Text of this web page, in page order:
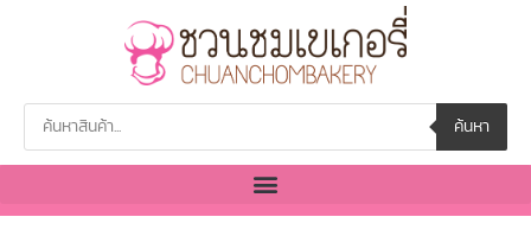
ค้นหา